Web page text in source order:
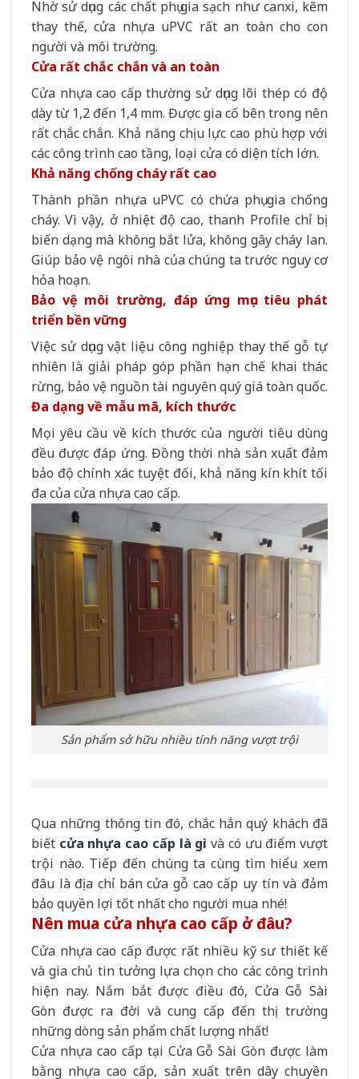
Nhờ sử dụng các chất phụ gia sạch như canxi, kẽm
thay thế, cửa nhựa uPVC rất an toàn cho con
người và môi trường.
Cửa rất chắc chắn và an toàn
Cửa nhựa cao cấp thường sử dụng lõi thép có độ
dày từ 1,2 đến 1,4 mm. Được gia cố bên trong nên
rất chắc chắn. Khả năng chịu lực cao phù hợp với
các công trình cao tầng, loại cửa có diện tích lớn.
Khả năng chống cháy rất cao
Thành phần nhựa uPVC có chứa phụ gia chống
cháy. Vì vậy, ở nhiệt độ cao, thanh Profile chỉ bị
biến dạng mà không bắt lửa, không gây cháy lan.
Giúp bảo vệ ngôi nhà của chúng ta trước nguy cơ
hỏa hoạn.
Bảo vệ môi trường, đáp ứng mục tiêu phát
triển bền vững
Việc sử dụng vật liệu công nghiệp thay thế gỗ tự
nhiên là giải pháp góp phần hạn chế khai thác
rừng, bảo vệ nguồn tài nguyên quý giá toàn quốc.
Đa dạng về mẫu mã, kích thước
Mọi yêu cầu về kích thước của người tiêu dùng
đều được đáp ứng. Đồng thời nhà sản xuất đảm
bảo độ chính xác tuyệt đối, khả năng kín khít tối
đa của cửa nhựa cao cấp.
Sản phẩm sở hữu nhiều tính năng vượt trội
Qua những thông tin đó, chắc hẳn quý khách đã
biết cửa nhựa cao cấp là gì và có ưu điểm vượt
trội nào. Tiếp đến chúng ta cùng tìm hiểu xem
đâu là địa chỉ bán cửa gỗ cao cấp uy tín và đảm
bảo quyền lợi tốt nhất cho người mua nhé!
Nên mua cửa nhựa cao cấp ở đâu?
Cửa nhựa cao cấp được rất nhiều kỹ sư thiết kế
và gia chủ tin tưởng lựa chọn cho các công trình
hiện nay. Nắm bắt được điều đó, Cửa Gỗ Sài
Gòn được ra đời và cung cấp đến thị trường
những dòng sản phẩm chất lượng nhất!
Cửa nhựa cao cấp tại Cửa Gỗ Sài Gòn được làm
bằng nhựa cao cấp, sản xuất trên dây chuyền